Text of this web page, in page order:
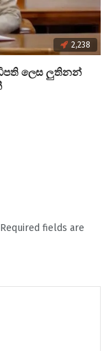
2,238
ලෙස ලුතිනන්
Required fields are